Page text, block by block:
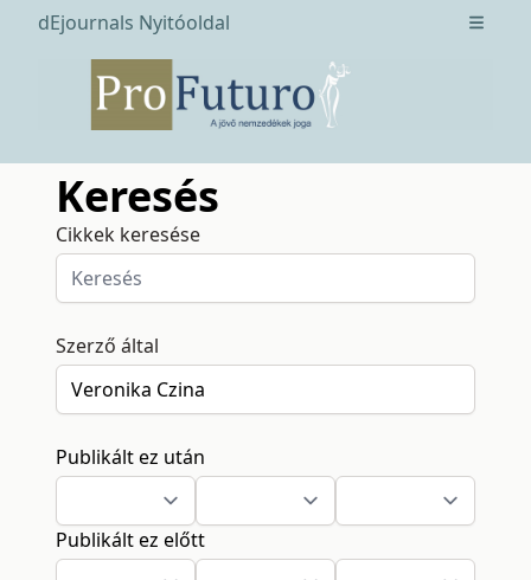
dEjournals Nyitóoldal Open
Keresés
Cikkek keresése
Szerző által
Publikált ez után
Publikált ez előtt